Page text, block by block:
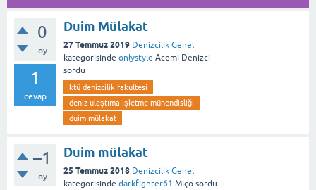
0
oy
1
cevap
Duim Mülakat
27 Temmuz 2019 Denizcilik Genel
kategorisinde onlystyle Acemi Denizci
sordu
ktü denizcilik fakultesi
deniz ulaştıma işletme mühendisliği
duim mülakat
–1
oy
Duim mülakat
25 Temmuz 2018 Denizcilik Genel
kategorisinde darkfighter61 Miço sordu